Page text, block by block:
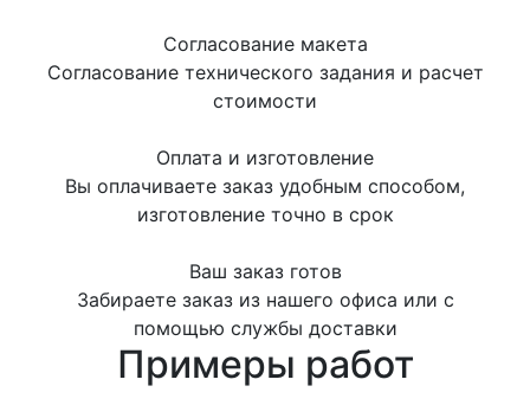
Согласование макета
Согласование технического задания и расчет
стоимости
Оплата и изготовление
Вы оплачиваете заказ удобным способом,
изготовление точно в срок
Ваш заказ готов
Забираете заказ из нашего офиса или с
помощью службы доставки
Примеры работ